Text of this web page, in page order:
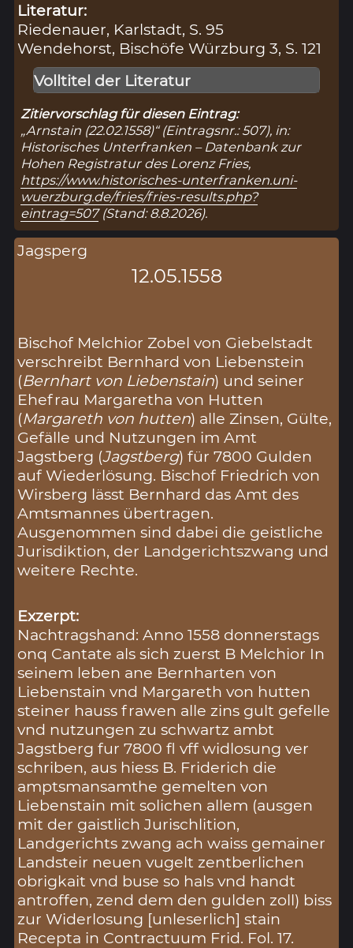
Literatur:
Riedenauer, Karlstadt, S. 95
Wendehorst, Bischöfe Würzburg 3, S. 121
Volltitel der Literatur
Zitiervorschlag für diesen Eintrag:
„Arnstain (22.02.1558)“ (Eintragsnr.: 507), in:
Historisches Unterfranken – Datenbank zur
Hohen Registratur des Lorenz Fries,
https://www.historisches-unterfranken.uni-
wuerzburg.de/fries/fries-results.php?
eintrag=507(Stand: 8.8.2026).
Jagsperg
12.05.1558
Bischof Melchior Zobel von Giebelstadt
verschreibt Bernhard von Liebenstein
(Bernhart von Liebenstain) und seiner
Ehefrau Margaretha von Hutten
(Margareth von hutten) alle Zinsen, Gülte,
Gefälle und Nutzungen im Amt
Jagstberg (Jagstberg) für 7800 Gulden
auf Wiederlösung. Bischof Friedrich von
Wirsberg lässt Bernhard das Amt des
Amtsmannes übertragen.
Ausgenommen sind dabei die geistliche
Jurisdiktion, der Landgerichtszwang und
weitere Rechte.
Exzerpt:
Nachtragshand: Anno 1558 donnerstags
onq Cantate als sich zuerst B Melchior In
seinem leben ane Bernharten von
Liebenstain vnd Margareth von hutten
steiner hauss frawen alle zins gult gefelle
vnd nutzungen zu schwartz ambt
Jagstberg fur 7800 fl vff widlosung ver
schriben, aus hiess B. Friderich die
amptsmansamthe gemelten von
Liebenstain mit solichen allem (ausgen
mit der gaistlich Jurischlition,
Landgerichts zwang ach waiss gemainer
Landsteir neuen vugelt zentberlichen
obrigkait vnd buse so hals vnd handt
antroffen, zend dem den gulden zoll) biss
zur Widerlosung [unleserlich] stain
Recepta in Contractuum Frid. Fol. 17.